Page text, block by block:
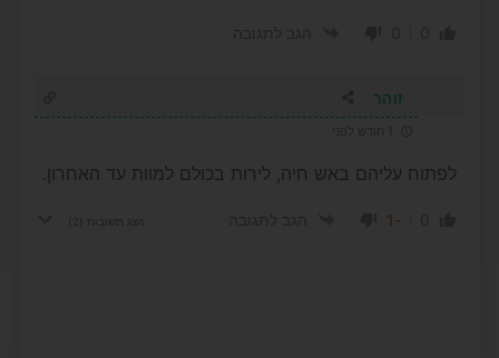
זוהר
לפתוח עליהם באש חיה, לירות בכולם למוות עד האחרון.
-1 הצג תשובות